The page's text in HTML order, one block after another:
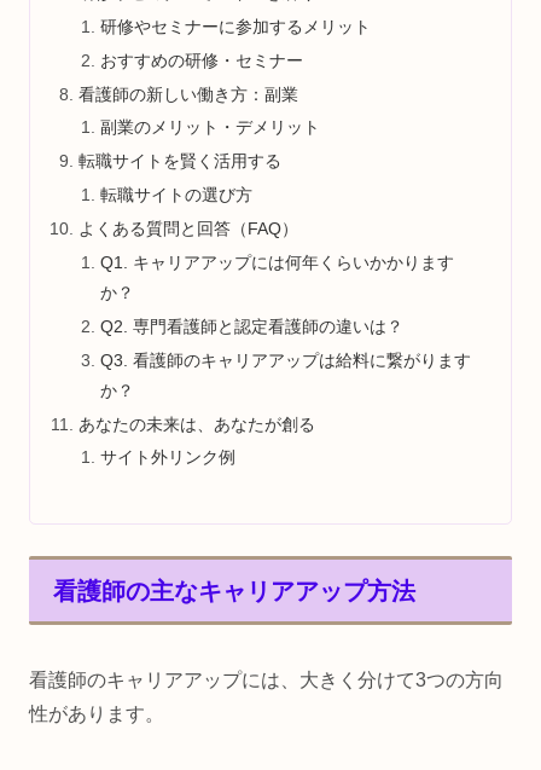
研修やセミナーに参加するメリット
おすすめの研修・セミナー
看護師の新しい働き方：副業
副業のメリット・デメリット
転職サイトを賢く活用する
転職サイトの選び方
よくある質問と回答（FAQ）
Q1. キャリアアップには何年くらいかかります
か？
Q2. 専門看護師と認定看護師の違いは？
Q3. 看護師のキャリアアップは給料に繋がります
か？
あなたの未来は、あなたが創る
サイト外リンク例
看護師の主なキャリアアップ方法
看護師のキャリアアップには、大きく分けて3つの方向
性があります。